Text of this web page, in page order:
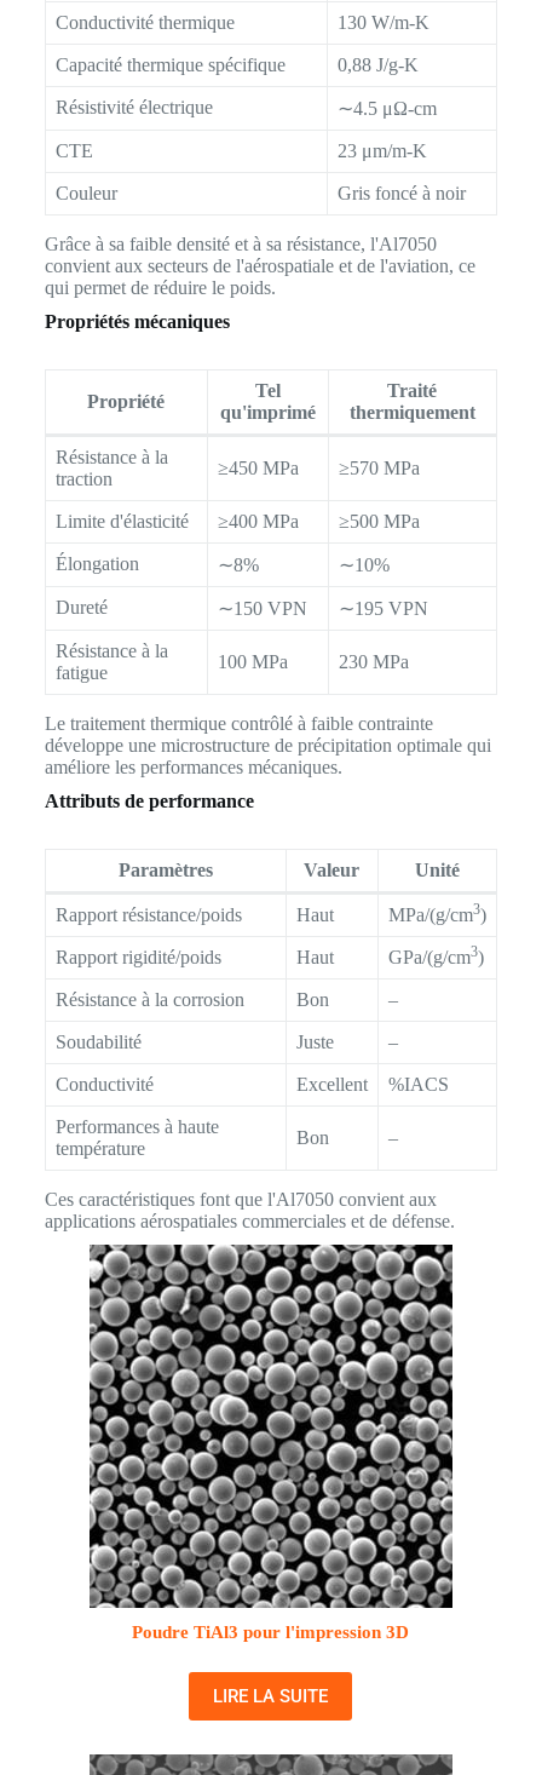
Conductivité thermique 130 W/m-K
Capacité thermique spécifique 0,88 J/g-K
Résistivité électrique ∼4.5 μΩ-cm
CTE 23 μm/m-K
Couleur Gris foncé à noir
Grâce à sa faible densité et à sa résistance, l'Al7050
convient aux secteurs de l'aérospatiale et de l'aviation, ce
qui permet de réduire le poids.
Propriétés mécaniques
Propriété
Tel
qu'imprimé
Traité
thermiquement
Résistance à la
traction
≥450 MPa ≥570 MPa
Limite d'élasticité ≥400 MPa ≥500 MPa
Élongation ∼8% ∼10%
Dureté ∼150 VPN ∼195 VPN
Résistance à la
fatigue
100 MPa 230 MPa
Le traitement thermique contrôlé à faible contrainte
développe une microstructure de précipitation optimale qui
améliore les performances mécaniques.
Attributs de performance
Paramètres Valeur Unité
Rapport résistance/poids Haut MPa/(g/cm3)
Rapport rigidité/poids Haut GPa/(g/cm3)
Résistance à la corrosion Bon –
Soudabilité Juste –
Conductivité Excellent %IACS
Performances à haute
température
Bon –
Ces caractéristiques font que l'Al7050 convient aux
applications aérospatiales commerciales et de défense.
Poudre TiAl3 pour l'impression 3D
LIRE LA SUITE